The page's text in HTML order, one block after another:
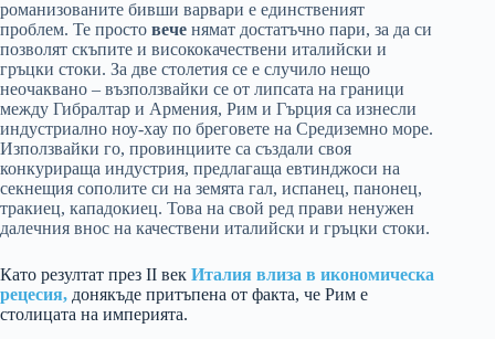
романизованите бивши варвари е единственият
проблем. Те просто вече нямат достатъчно пари, за да си
позволят скъпите и висококачествени италийски и
гръцки стоки. За две столетия се е случило нещо
неочаквано – възползвайки се от липсата на граници
между Гибралтар и Армения, Рим и Гърция са изнесли
индустриално ноу-хау по бреговете на Средиземно море.
Използвайки го, провинциите са създали своя
конкурираща индустрия, предлагаща евтинджоси на
секнещия сополите си на земята гал, испанец, панонец,
тракиец, кападокиец. Това на свой ред прави ненужен
далечния внос на качествени италийски и гръцки стоки.
Като резултат през II век Италия влиза в икономическа
рецесия, донякъде притъпена от факта, че Рим е
столицата на империята.